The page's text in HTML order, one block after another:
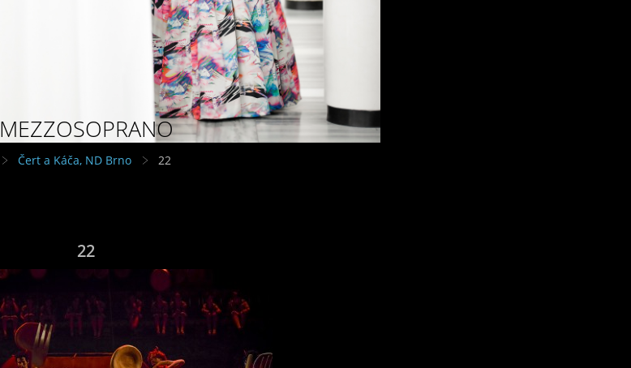
MEZZOSOPRANO
Čert a Káča, ND Brno 22
22